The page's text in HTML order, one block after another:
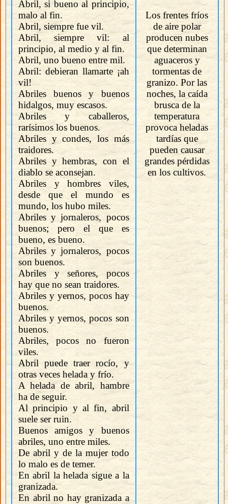
Abril, si bueno al principio,
malo al fin.
Abril, siempre fue vil.
Abril, siempre vil: al
principio, al medio y al fin.
Abril, uno bueno entre mil.
Abril: debieran llamarte ¡ah
vil!
Abriles buenos y buenos
hidalgos, muy escasos.
Abriles y caballeros,
rarísimos los buenos.
Abriles y condes, los más
traidores.
Abriles y hembras, con el
diablo se aconsejan.
Abriles y hombres viles,
desde que el mundo es
mundo, los hubo miles.
Abriles y jornaleros, pocos
buenos; pero el que es
bueno, es bueno.
Abriles y jornaleros, pocos
son buenos.
Abriles y señores, pocos
hay que no sean traidores.
Abriles y yernos, pocos hay
buenos.
Abriles y yernos, pocos son
buenos.
Abriles, pocos no fueron
viles.
Abril puede traer rocío, y
otras veces helada y frío.
A helada de abril, hambre
ha de seguir.
Al principio y al fin, abril
suele ser ruin.
Buenos amigos y buenos
abriles, uno entre miles.
De abril y de la mujer todo
lo malo es de temer.
En abril la helada sigue a la
granizada.
En abril no hay granizada a
Los frentes fríos
de aire polar
producen nubes
que determinan
aguaceros y
tormentas de
granizo. Por las
noches, la caída
brusca de la
temperatura
provoca heladas
tardías que
pueden causar
grandes pérdidas
en los cultivos.